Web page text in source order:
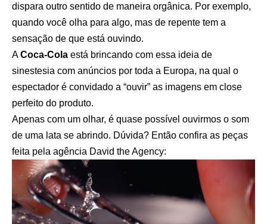
dispara outro sentido de maneira orgânica. Por exemplo,
quando você olha para algo, mas de repente tem a
sensação de que está ouvindo.
ACoca-Cola está brincando com essa ideia de
sinestesia com anúncios por toda a Europa, na qual o
espectador é convidado a “ouvir” as imagens em close
perfeito do produto.
Apenas com um olhar, é quase possível ouvirmos o som
de uma lata se abrindo. Dúvida? Então confira as peças
feita pela agência David the Agency: